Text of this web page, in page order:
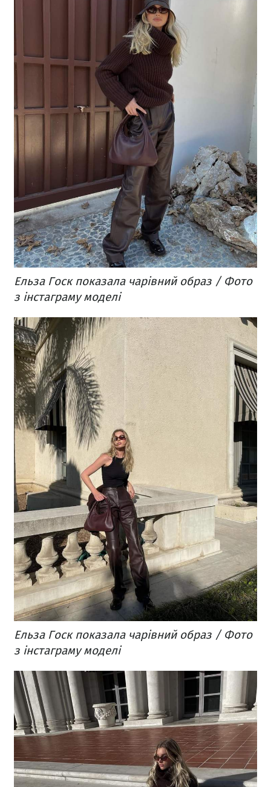
Ельза Госк показала чарівний образ / Фото
з інстаграму моделі
Ельза Госк показала чарівний образ / Фото
з інстаграму моделі